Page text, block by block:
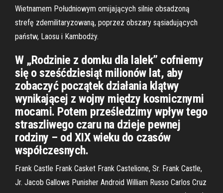
Wietnamem Południowym omijających silnie obsadzoną
strefę zdemilitaryzowaną, poprzez obszary sąsiadujących
państw, Laosu i Kambodży.
W „Rodzinie z domku dla lalek” cofniemy
się o sześćdziesiąt milionów lat, aby
zobaczyć początek działania klątwy
wynikającej z wojny między kosmicznymi
mocami. Potem prześledzimy wpływ tego
straszliwego czaru na dzieje pewnej
rodziny – od XIX wieku do czasów
współczesnych.
Frank Castle Frank Casket Frank Castelione, Sr. Frank Castle,
Jr. Jacob Gallows Punisher Android William Russo Carlos Cruz